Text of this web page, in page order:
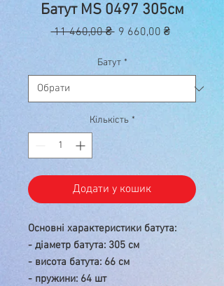
Батут MS 0497 305см
11 460,00 ₴ Звичайна
9 660,00 ₴За
Батут *
Кількість *
Додати у кошик
Основні характеристики батута:
- діаметр батута: 305 см
- висота батута: 66 см
- пружини: 64 шт